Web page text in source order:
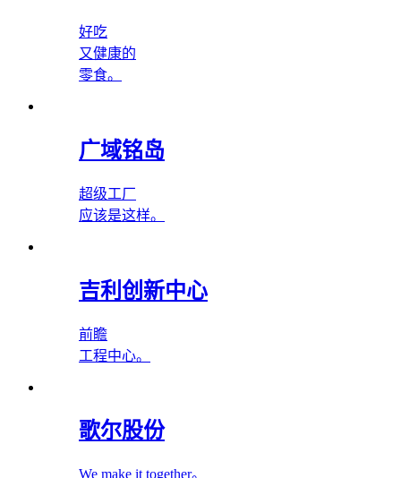
好吃
又健康的
零食。
广域铭岛
超级工厂
应该是这样。
吉利创新中心
前瞻
工程中心。
歌尔股份
We make it together。